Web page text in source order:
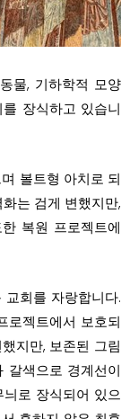
물, 기하학적 모양
장식하고 있습니
볼트형 아치로 되
는 검게 변했지만,
복원 프로젝트에
회를 자랑합니다.
로젝트에서 보호되
지만, 보존된 그림
갈색으로 경계선이
로 장식되어 있으